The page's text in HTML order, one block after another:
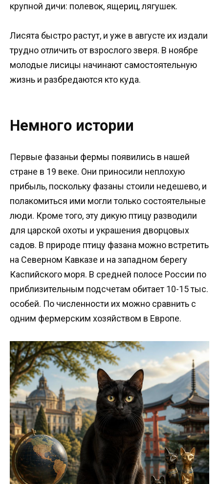
крупной дичи: полевок, ящериц, лягушек.
Лисята быстро растут, и уже в августе их издали
трудно отличить от взрослого зверя. В ноябре
молодые лисицы начинают самостоятельную
жизнь и разбредаются кто куда.
Немного истории
Первые фазаньи фермы появились в нашей
стране в 19 веке. Они приносили неплохую
прибыль, поскольку фазаны стоили недешево, и
полакомиться ими могли только состоятельные
люди. Кроме того, эту дикую птицу разводили
для царской охоты и украшения дворцовых
садов. В природе птицу фазана можно встретить
на Северном Кавказе и на западном берегу
Каспийского моря. В средней полосе России по
приблизительным подсчетам обитает 10-15 тыс.
особей. По численности их можно сравнить с
одним фермерским хозяйством в Европе.